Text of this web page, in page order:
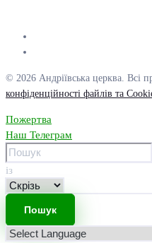
© 2026 Андріївська церква. Всі
конфіденційності файлів та
Пожертва
Наш Телеграм
із